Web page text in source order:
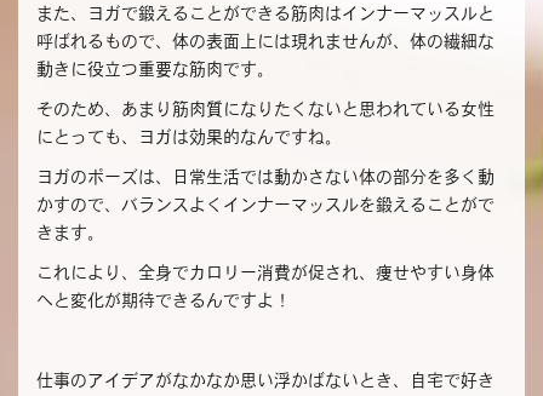
また、ヨガで鍛えることができる筋肉はインナーマッスルと
呼ばれるもので、体の表面上には現れませんが、体の繊細な
動きに役立つ重要な筋肉です。
そのため、あまり筋肉質になりたくないと思われている女性
にとっても、ヨガは効果的なんですね。
ヨガのポーズは、日常生活では動かさない体の部分を多く動
かすので、バランスよくインナーマッスルを鍛えることがで
きます。
これにより、全身でカロリー消費が促され、痩せやすい身体
へと変化が期待できるんですよ！
仕事のアイデアがなかなか思い浮かばないとき、自宅で好き